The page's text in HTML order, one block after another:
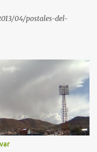
04/postales-del-